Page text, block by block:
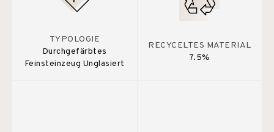
TYPOLOGIE
Durchgefärbtes
Feinsteinzeug Unglasiert
RECYCELTES MATERIAL
7.5%